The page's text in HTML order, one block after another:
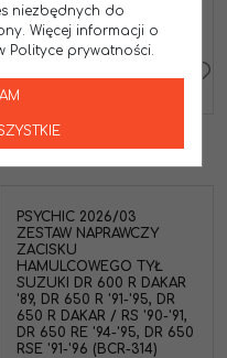
33.50 PLN
PSYCHIC 2026/03
ZESTAW NAPRAWCZY
ZACISKU
HAMULCOWEGO TYŁ
SUZUKI DR 600 R DAKAR
'89, DR 650 R '91-'95, DR
650 R DAKAR / RS '90-'91,
DR 650 RE '94-'95, DR 650
RSE '91-'96 (BCR-314)
niezbędnych do
Więcej informacji o
Polityce prywatności.